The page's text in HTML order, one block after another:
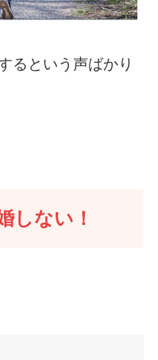
るという声ばかり
しない！